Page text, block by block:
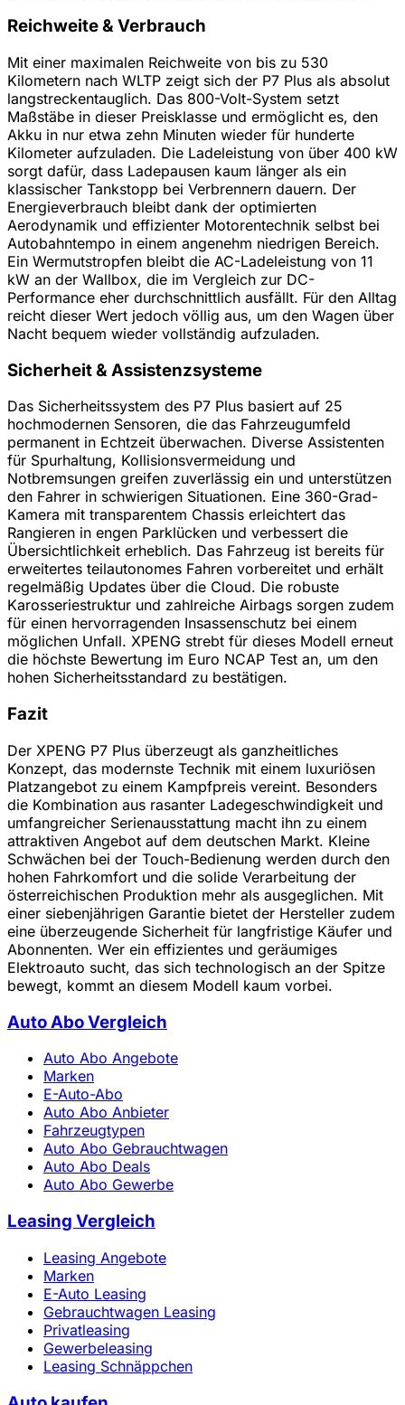
Reichweite & Verbrauch
Mit einer maximalen Reichweite von bis zu 530
Kilometern nach WLTP zeigt sich der P7 Plus als absolut
langstreckentauglich. Das 800-Volt-System setzt
Maßstäbe in dieser Preisklasse und ermöglicht es, den
Akku in nur etwa zehn Minuten wieder für hunderte
Kilometer aufzuladen. Die Ladeleistung von über 400 kW
sorgt dafür, dass Ladepausen kaum länger als ein
klassischer Tankstopp bei Verbrennern dauern. Der
Energieverbrauch bleibt dank der optimierten
Aerodynamik und effizienter Motorentechnik selbst bei
Autobahntempo in einem angenehm niedrigen Bereich.
Ein Wermutstropfen bleibt die AC-Ladeleistung von 11
kW an der Wallbox, die im Vergleich zur DC-
Performance eher durchschnittlich ausfällt. Für den Alltag
reicht dieser Wert jedoch völlig aus, um den Wagen über
Nacht bequem wieder vollständig aufzuladen.
Sicherheit & Assistenzsysteme
Das Sicherheitssystem des P7 Plus basiert auf 25
hochmodernen Sensoren, die das Fahrzeugumfeld
permanent in Echtzeit überwachen. Diverse Assistenten
für Spurhaltung, Kollisionsvermeidung und
Notbremsungen greifen zuverlässig ein und unterstützen
den Fahrer in schwierigen Situationen. Eine 360-Grad-
Kamera mit transparentem Chassis erleichtert das
Rangieren in engen Parklücken und verbessert die
Übersichtlichkeit erheblich. Das Fahrzeug ist bereits für
erweitertes teilautonomes Fahren vorbereitet und erhält
regelmäßig Updates über die Cloud. Die robuste
Karosseriestruktur und zahlreiche Airbags sorgen zudem
für einen hervorragenden Insassenschutz bei einem
möglichen Unfall. XPENG strebt für dieses Modell erneut
die höchste Bewertung im Euro NCAP Test an, um den
hohen Sicherheitsstandard zu bestätigen.
Fazit
Der XPENG P7 Plus überzeugt als ganzheitliches
Konzept, das modernste Technik mit einem luxuriösen
Platzangebot zu einem Kampfpreis vereint. Besonders
die Kombination aus rasanter Ladegeschwindigkeit und
umfangreicher Serienausstattung macht ihn zu einem
attraktiven Angebot auf dem deutschen Markt. Kleine
Schwächen bei der Touch-Bedienung werden durch den
hohen Fahrkomfort und die solide Verarbeitung der
österreichischen Produktion mehr als ausgeglichen. Mit
einer siebenjährigen Garantie bietet der Hersteller zudem
eine überzeugende Sicherheit für langfristige Käufer und
Abonnenten. Wer ein effizientes und geräumiges
Elektroauto sucht, das sich technologisch an der Spitze
bewegt, kommt an diesem Modell kaum vorbei.
Auto Abo Vergleich
Auto Abo Angebote
Marken
E-Auto-Abo
Auto Abo Anbieter
Fahrzeugtypen
Auto Abo Gebrauchtwagen
Auto Abo Deals
Auto Abo Gewerbe
Leasing Vergleich
Leasing Angebote
Marken
E-Auto Leasing
Gebrauchtwagen Leasing
Privatleasing
Gewerbeleasing
Leasing Schnäppchen